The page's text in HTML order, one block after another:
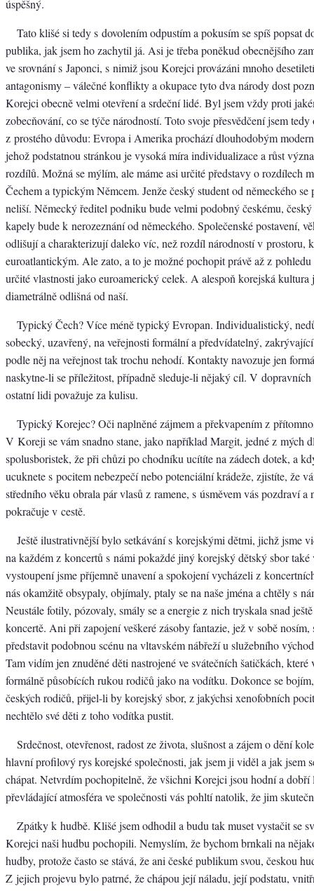
úspěšný.
Tato klišé si tedy s dovolením odpustím a pokusím se spíš popsat
publika, jak jsem ho zachytil já. Asi je třeba poněkud obecnějšího
ve srovnání s Japonci, s nimiž jsou Korejci provázáni mnoho
antagonismy – válečné konflikty a okupace tyto dva národy dost
Korejci obecně velmi otevření a srdeční lidé. Byl jsem vždy proti
zobecňování, co se týče národností. Toto svoje přesvědčení jsem
z prostého důvodu: Evropa i Amerika prochází dlouhodobým
jehož podstatnou stránkou je vysoká míra individualizace a růst
rozdílů. Možná se mýlím, ale máme asi určité představy o rozdílech
Čechem a typickým Němcem. Jenže český student od německého se
neliší. Německý ředitel podniku bude velmi podobný českému,
kapely bude k nerozeznání od německého. Společenské postavení,
odlišují a charakterizují daleko víc, než rozdíl národností v prostoru,
euroatlantickým. Ale zato, a to je možné pochopit právě až z pohledu
určité vlastnosti jako euroamerický celek. A alespoň korejská kultura
diametrálně odlišná od naší.
Typický Čech? Více méně typický Evropan. Individualistický,
sobecký, uzavřený, na veřejnosti formální a předvídatelný,
podle něj na veřejnost tak trochu nehodí. Kontakty navozuje jen
naskytne-li se příležitost, případně sleduje-li nějaký cíl. V dopravních
ostatní lidi považuje za kulisu.
Typický Korejec? Oči naplněné zájmem a překvapením z
V Koreji se vám snadno stane, jako například Margit, jedné z mých
spolusboristek, že při chůzi po chodníku ucítíte na zádech dotek, a
ucuknete s pocitem nebezpečí nebo potenciální krádeže, zjistíte, že
středního věku obrala pár vlasů z ramene, s úsměvem vás pozdraví a
pokračuje v cestě.
Ještě ilustrativnější bylo setkávání s korejskými dětmi, jichž jsme
na každém z koncertů s námi pokaždé jiný korejský dětský sbor také
vystoupení jsme příjemně unavení a spokojení vycházeli z
nás okamžitě obsypaly, objímaly, ptaly se na naše jména a chtěly s
Neustále fotily, pózovaly, smály se a energie z nich tryskala snad
koncertě. Ani při zapojení veškeré zásoby fantazie, jež v sobě nosím,
představit podobnou scénu na vltavském nábřeží u služebního
Tam vidím jen znuděné děti nastrojené ve svátečních šatičkách,
formálně působících rukou rodičů jako na vodítku. Dokonce se
českých rodičů, přijel-li by korejský sbor, z jakýchsi xenofobních
nechtělo své děti z toho vodítka pustit.
Srdečnost, otevřenost, radost ze života, slušnost a zájem o dění
hlavní profilový rys korejské společnosti, jak jsem ji viděl a jak jsem
chápat. Netvrdím pochopitelně, že všichni Korejci jsou hodní a dobří
převládající atmosféra ve společnosti vás pohltí natolik, že jim
Zpátky k hudbě. Klišé jsem odhodil a budu tak muset vystačit se
Korejci naši hudbu pochopili. Nemyslím, že bychom brnkali na
hudby, protože často se stává, že ani české publikum svou, českou
Z jejich projevu bylo patrné, že chápou její náladu, její podstatu,